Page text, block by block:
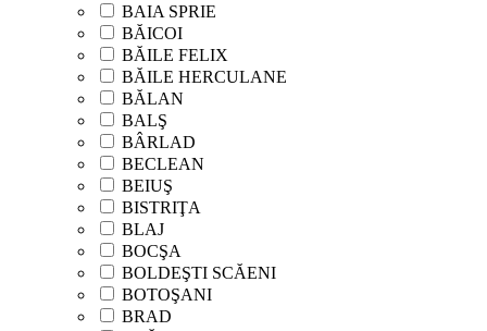
BAIA SPRIE
BĂICOI
BĂILE FELIX
BĂILE HERCULANE
BĂLAN
BALŞ
BÂRLAD
BECLEAN
BEIUŞ
BISTRIŢA
BLAJ
BOCŞA
BOLDEŞTI SCĂENI
BOTOŞANI
BRAD